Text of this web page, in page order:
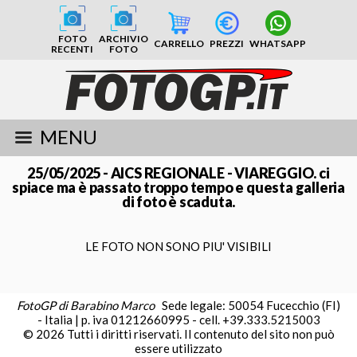
FOTO
RECENTI
ARCHIVIO
FOTO
CARRELLO PREZZI WHATSAPP
MENU
25/05/2025 - AICS REGIONALE - VIAREGGIO. ci
spiace ma è passato troppo tempo e questa galleria
di foto è scaduta.
LE FOTO NON SONO PIU' VISIBILI
FotoGP di Barabino Marco Sede legale: 50054 Fucecchio (FI)
- Italia | p. iva 01212660995 - cell. +39.333.5215003
© 2026 Tutti i diritti riservati. Il contenuto del sito non può
essere utilizzato